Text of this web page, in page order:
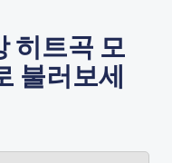
히트곡 모
불러보세